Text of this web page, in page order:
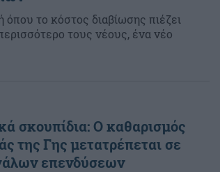
όπου το κόστος διαβίωσης πιέζει
τους νέους, ένα νέο
σκουπίδια: Ο καθαρισμός
της Γης μετατρέπεται σε
επενδύσεων